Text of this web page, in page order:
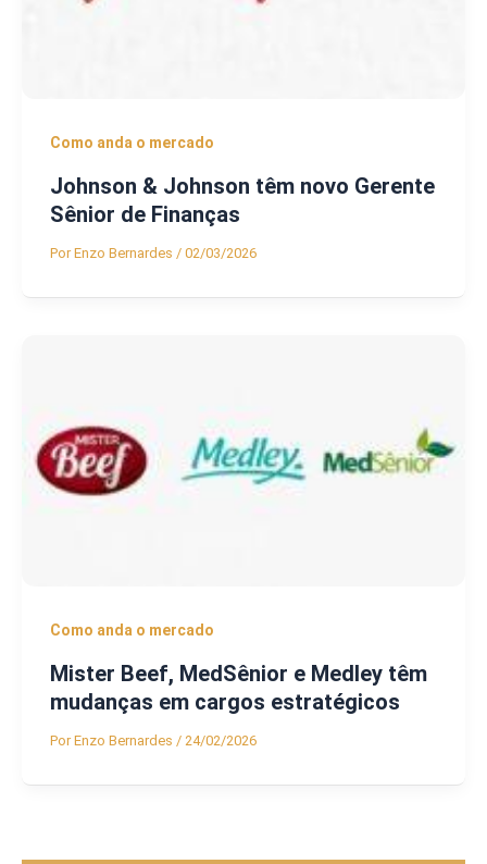
Como anda o mercado
Johnson & Johnson têm novo Gerente
Sênior de Finanças
PorEnzo Bernardes / 02/03/2026
Como anda o mercado
Mister Beef, MedSênior e Medley têm
mudanças em cargos estratégicos
PorEnzo Bernardes / 24/02/2026